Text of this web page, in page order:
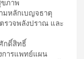
ภาพ
มหลักเบญจธาตุ
รวจพลังปราณ และ
กดิ์สิทธิ์
การแพทย์แผน